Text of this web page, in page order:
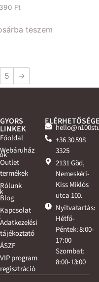
Ft
teszem
5 →
GYORS
LINKEK
Főoldal
Webáruház
Outlet
termékek
Rólunk
Blog
Kapcsolat
Adatkezelési
tájékoztató
ÁSZF
VIP program
regisztráció
+36 30 598
3325
2131 Göd,
Nemeskéri-
Kiss Miklós
utca 100.
Nyitvatartás:
Hétfő-
Péntek: 8:00-
17:00
Szombat:
8:00-13:00